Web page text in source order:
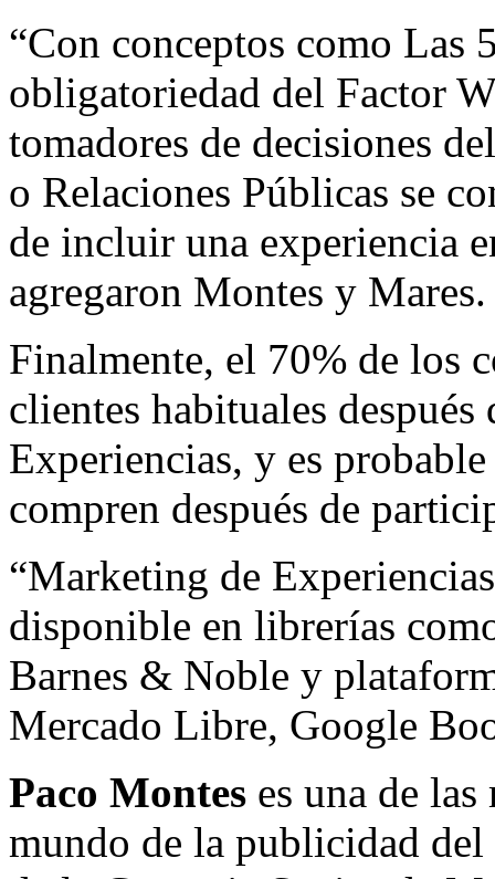
“Con conceptos como Las
obligatoriedad del Factor
tomadores de decisiones
o Relaciones Públicas se
de incluir una experiencia
agregaron Montes y Mares.
Finalmente, el 70% de los
clientes habituales
Experiencias, y es
compren después de
“Marketing de
disponible en librerías
Barnes & Noble y
Mercado Libre, Google
Paco Montes es una de
mundo de la publicidad